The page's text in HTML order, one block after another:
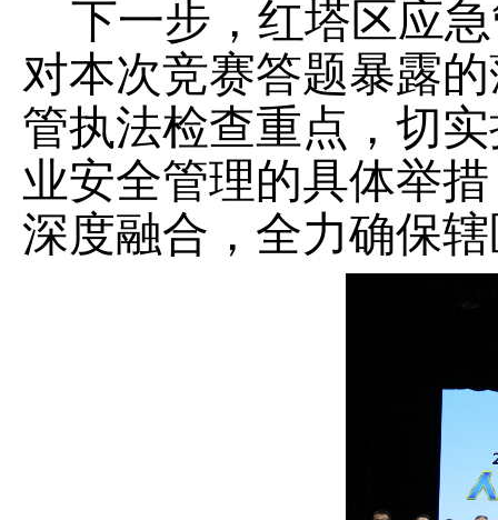
下一步，红塔区应
对本次竞赛答题暴露
管执法检查重点，切
业安全管理的具体举
深度融合，全力确保